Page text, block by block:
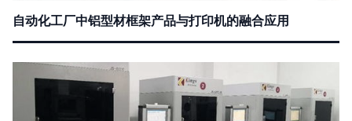
自动化工厂中铝型材框架产品与打印机的融合应用